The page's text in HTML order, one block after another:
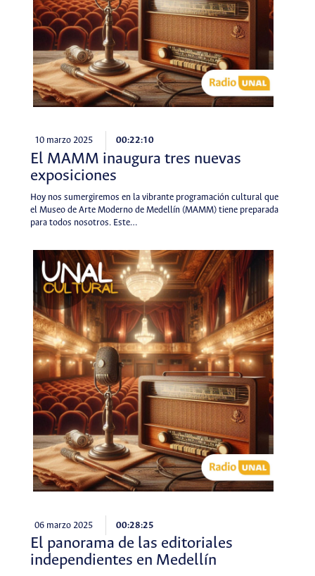
10 marzo 2025 00:22:10
El MAMM inaugura tres nuevas
exposiciones
Hoy nos sumergiremos en la vibrante programación cultural que
el Museo de Arte Moderno de Medellín (MAMM) tiene preparada
para todos nosotros. Este…
06 marzo 2025 00:28:25
El panorama de las editoriales
independientes en Medellín